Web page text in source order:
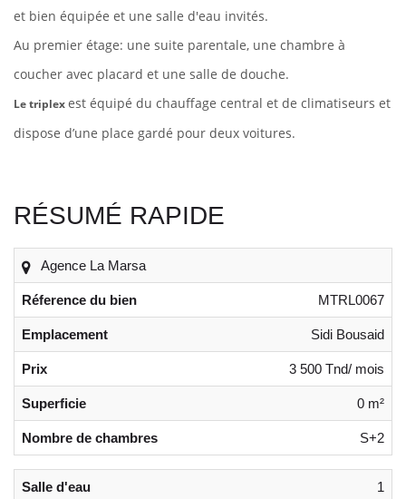
et bien équipée et une salle d'eau invités.
Au premier étage: une suite parentale, une chambre à
coucher avec placard et une salle de douche.
Le triplexest équipé du chauffage central et de climatiseurs et
dispose d’une place gardé pour deux voitures.
RÉSUMÉ RAPIDE
Agence La Marsa
Réference du bien MTRL0067
Emplacement Sidi Bousaid
Prix 3 500 Tnd/ mois
Superficie 0 m²
Nombre de chambres S+2
Salle d'eau 1